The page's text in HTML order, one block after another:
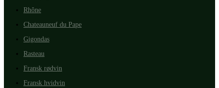
Rhône
Chateauneuf du Pape
Gigondas
Rasteau
Fransk rødvin
Fransk hvidvin